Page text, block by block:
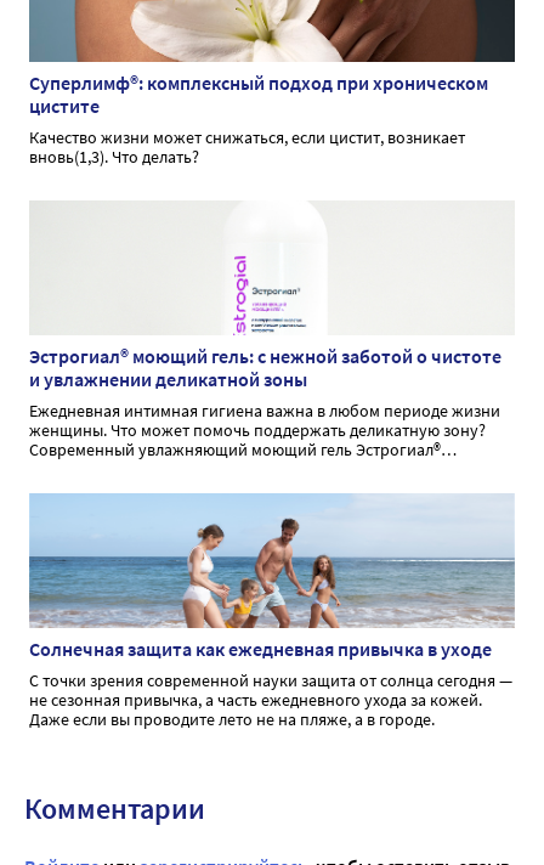
Суперлимф®: комплексный подход при хроническом
цистите
Качество жизни может снижаться, если цистит, возникает
вновь(1,3). Что делать?
Эстрогиал® моющий гель: с нежной заботой о чистоте
и увлажнении деликатной зоны
Ежедневная интимная гигиена важна в любом периоде жизни
женщины. Что может помочь поддержать деликатную зону?
Современный увлажняющий моющий гель Эстрогиал®
интимной гигиене.
Солнечная защита как ежедневная привычка в уходе
С точки зрения современной науки защита от солнца сегодня —
не сезонная привычка, а часть ежедневного ухода за кожей.
Даже если вы проводите лето не на пляже, а в городе.
Комментарии